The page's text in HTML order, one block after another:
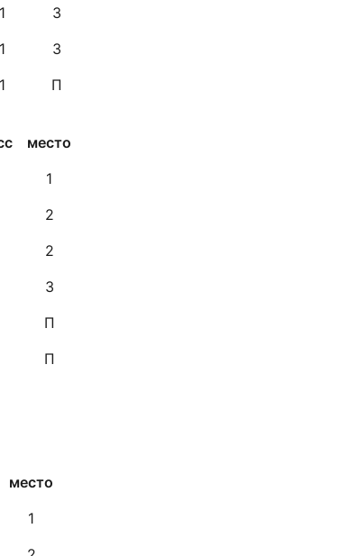
3
3
П
место
1
2
2
3
П
П
место
1